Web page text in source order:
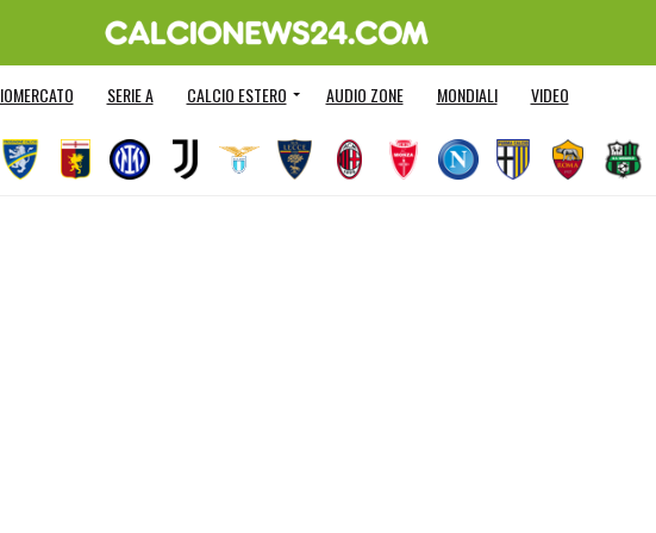
SERIE A CALCIO ESTERO AUDIO ZONE MONDIALI VIDEO